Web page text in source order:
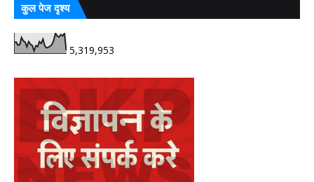
कुल पेज दृश्य
5,319,953